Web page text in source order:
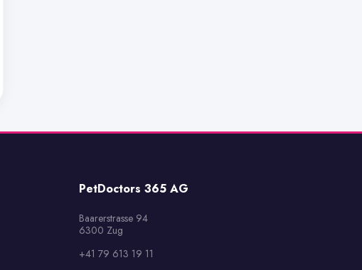
PetDoctors 365 AG
Baarerstrasse 94
6300 Zug
+41 79 613 19 11